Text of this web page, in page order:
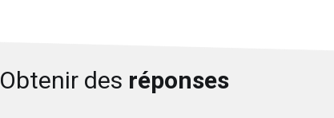
Obtenir des réponses